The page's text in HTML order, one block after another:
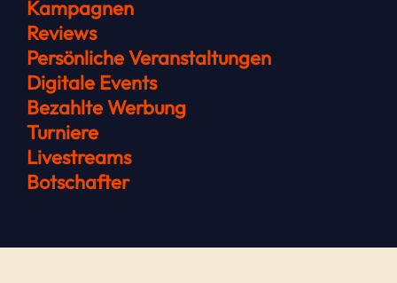
Kampagnen
Reviews
Persönliche Veranstaltungen
Digitale Events
Bezahlte Werbung
Turniere
Livestreams
Botschafter